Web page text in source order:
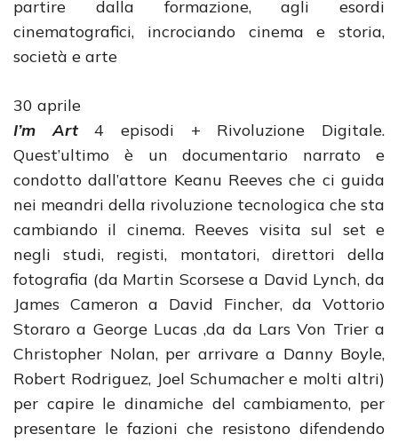
partire dalla formazione, agli esordi
cinematografici, incrociando cinema e storia,
società e arte
30 aprile
I’m Art4 episodi + Rivoluzione Digitale.
Quest’ultimo è un documentario narrato e
condotto dall’attore Keanu Reeves che ci guida
nei meandri della rivoluzione tecnologica che sta
cambiando il cinema. Reeves visita sul set e
negli studi, registi, montatori, direttori della
fotografia (da Martin Scorsese a David Lynch, da
James Cameron a David Fincher, da Vottorio
Storaro a George Lucas ,da da Lars Von Trier a
Christopher Nolan, per arrivare a Danny Boyle,
Robert Rodriguez, Joel Schumacher e molti altri)
per capire le dinamiche del cambiamento, per
presentare le fazioni che resistono difendendo